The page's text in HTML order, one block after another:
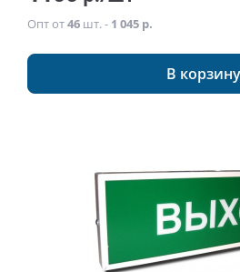
Опт от46 шт. - 1 045 р.
В корзину